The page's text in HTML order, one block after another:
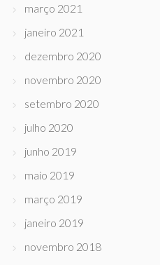
março 2021
janeiro 2021
dezembro 2020
novembro 2020
setembro 2020
julho 2020
junho 2019
maio 2019
março 2019
janeiro 2019
novembro 2018